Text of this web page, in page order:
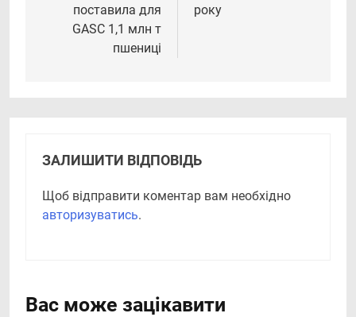
поставила для
GASC 1,1 млн т
пшениці
року
ЗАЛИШИТИ ВІДПОВІДЬ
Щоб відправити коментар вам необхідно
авторизуватись.
Вас може зацікавити